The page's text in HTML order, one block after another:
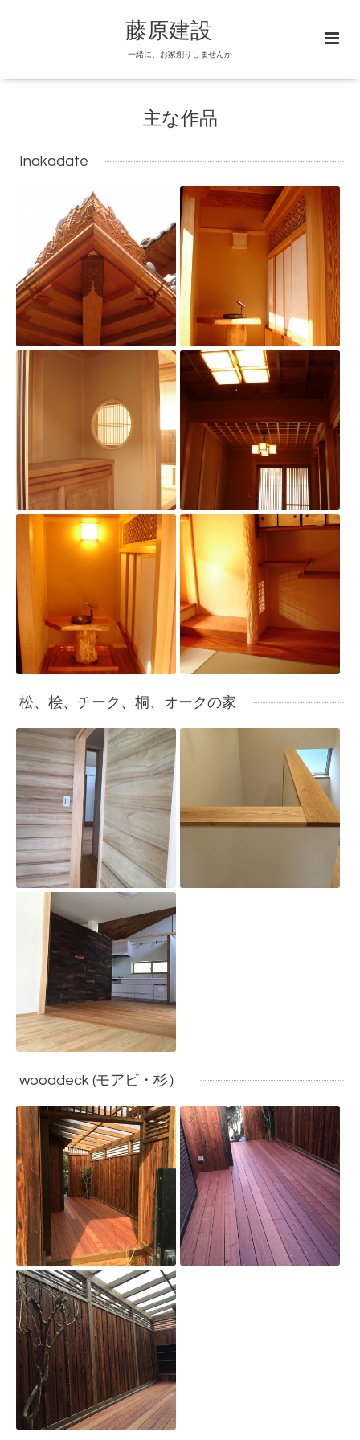
藤原建設
一緒に、お家創りしませんか
主な作品
Inakadate
松、桧、チーク、桐、オークの家
wooddeck (モアビ・杉）